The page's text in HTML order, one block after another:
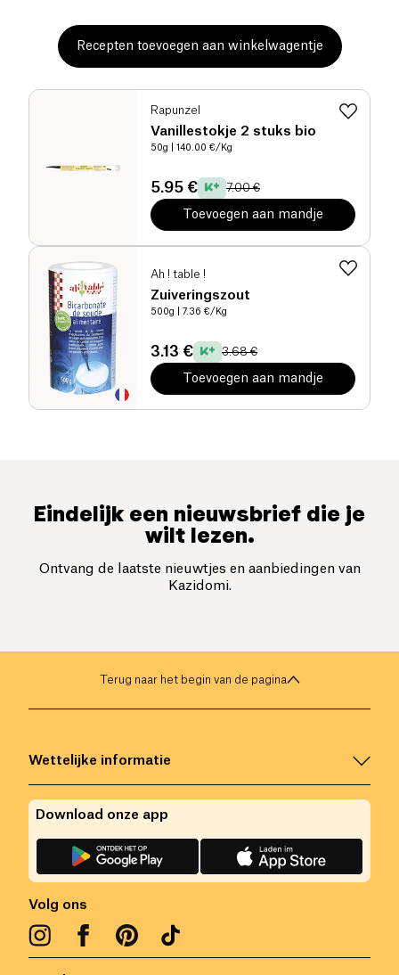
Recepten toevoegen aan winkelwagentje
Rapunzel
Vanillestokje 2 stuks bio
50g | 140.00 €/Kg
5.95 € 7.00 €
Toevoegen aan mandje
Ah ! table !
Zuiveringszout
500g | 7.36 €/Kg
3.13 € 3.68 €
Toevoegen aan mandje
Eindelijk een nieuwsbrief die je
wilt lezen.
Ontvang de laatste nieuwtjes en aanbiedingen van
Kazidomi.
Terug naar het begin van de pagina
Wettelijke informatie
Volg ons
Download onze app